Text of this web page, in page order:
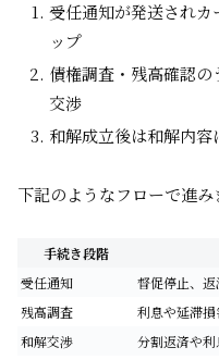
受任通知が発送されカ
ップ
債権調査・残高確認
交渉
和解成立後は和解内
下記のようなフローで進み
手続き段階
受任通知
督促停止、
残高調査
利息や延滞
和解交渉
分割返済や